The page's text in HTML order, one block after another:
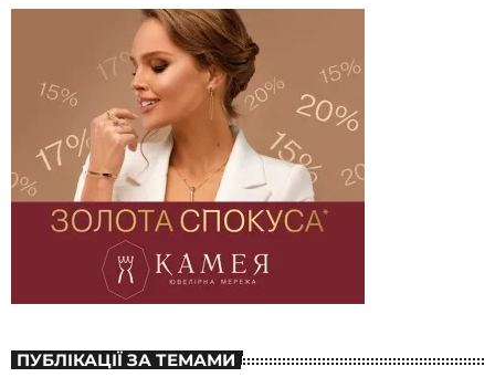
ПУБЛІКАЦІЇ ЗА ТЕМАМИ